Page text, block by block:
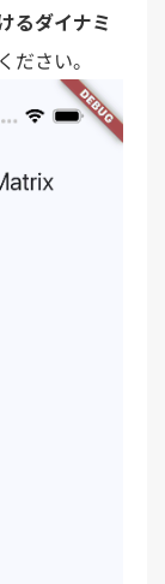
るダイナミ
ださい。